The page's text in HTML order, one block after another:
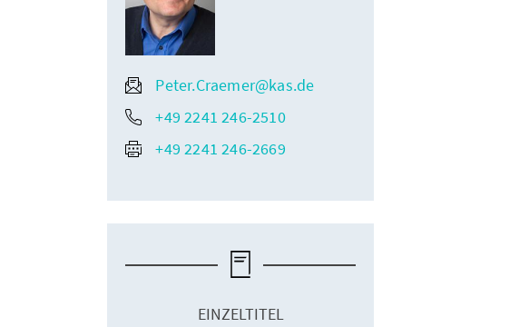
Peter.Craemer@kas.de
+49 2241 246-2510
+49 2241 246-2669
EINZELTITEL